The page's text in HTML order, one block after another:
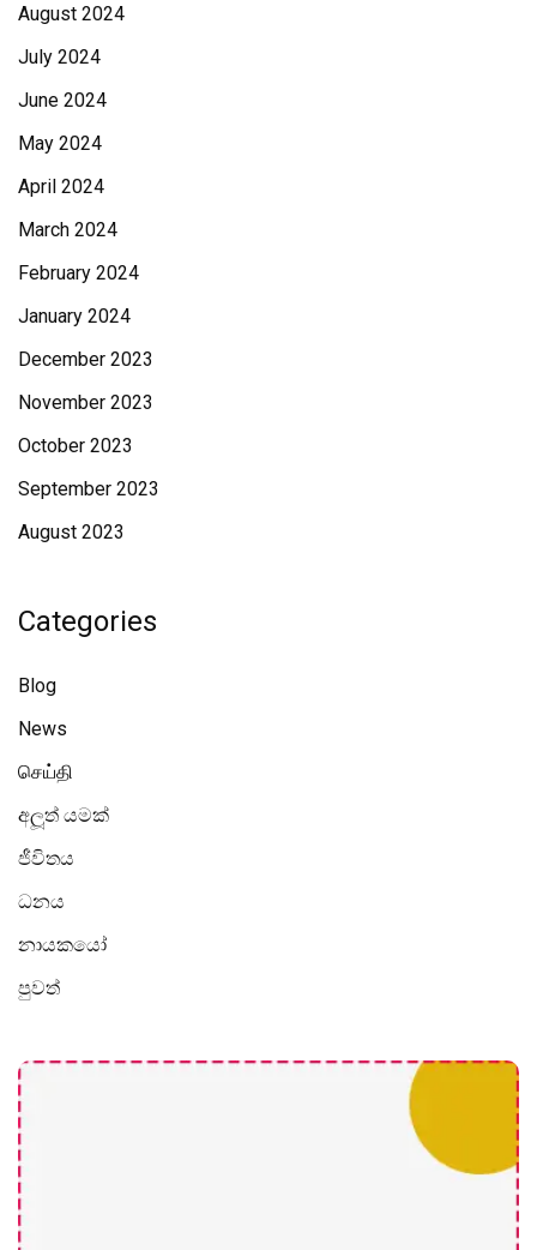
August 2024
July 2024
June 2024
May 2024
April 2024
March 2024
February 2024
January 2024
December 2023
November 2023
October 2023
September 2023
August 2023
Categories
Blog
News
செய்தி
අලූත් යමක්
ජීවිතය
ධනය
නායකයෝ
පුවත්